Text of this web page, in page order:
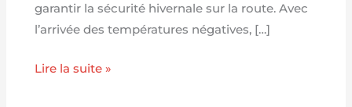
garantir la sécurité hivernale sur la route. Avec
l’arrivée des températures négatives, […]
Lire la suite »